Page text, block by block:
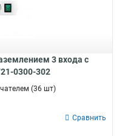
3 входа с
0300-302
(36 шт)
Сравнить